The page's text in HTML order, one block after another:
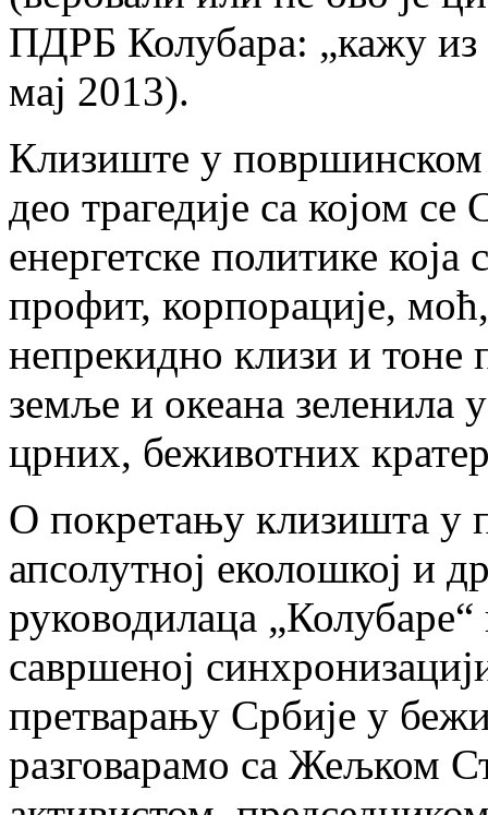
ПДРБ Колубара: „кажу
мај 2013).
Клизиште у
део трагедије са којом се
енергетске политике
профит, корпорације,
непрекидно клизи и тоне
земље и океана зеленила
црних, беживотних
О покретању клизишта
апсолутној еколошкој и
руководилаца
савршеној
претварању Србије у
разговарамо са Жељком